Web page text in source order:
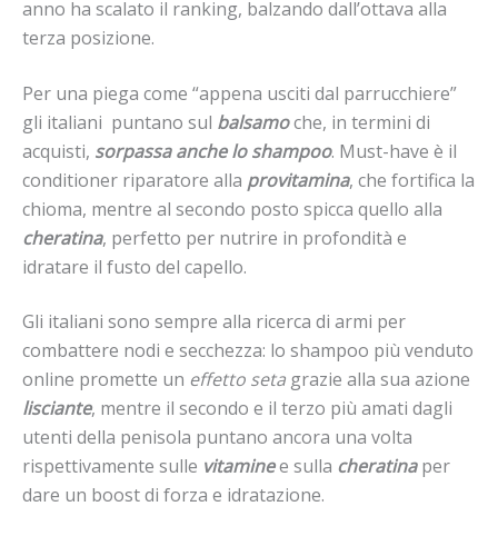
anno ha scalato il ranking, balzando dall’ottava alla
terza posizione.
Per una piega come “appena usciti dal parrucchiere”
gli italiani puntano sul balsamoche, in termini di
acquisti, sorpassa anche lo shampoo. Must-have è il
conditioner riparatore alla provitamina, che fortifica la
chioma, mentre al secondo posto spicca quello alla
cheratina, perfetto per nutrire in profondità e
idratare il fusto del capello.
Gli italiani sono sempre alla ricerca di armi per
combattere nodi e secchezza: lo shampoo più venduto
online promette un effetto seta grazie alla sua azione
lisciante, mentre il secondo e il terzo più amati dagli
utenti della penisola puntano ancora una volta
rispettivamente sulle vitaminee sulla cheratinaper
dare un boost di forza e idratazione.